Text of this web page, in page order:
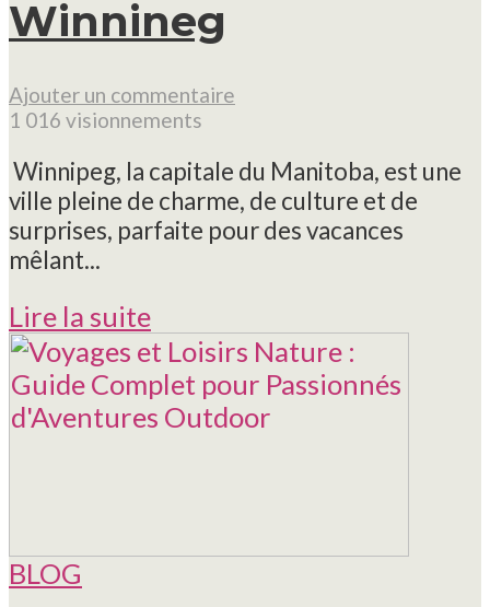
Winnineg
Ajouter un commentaire
1 016 visionnements
Winnipeg, la capitale du Manitoba, est une
ville pleine de charme, de culture et de
surprises, parfaite pour des vacances
mêlant...
Lire la suite
BLOG